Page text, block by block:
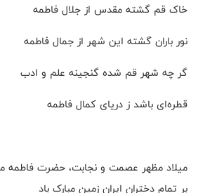
خاک قم گشته مقدس از جلال فاطمه
نور باران گشته این شهر از جمال فاطمه
گر چه شهر قم شده گنجینه علم و ادب
قطره‌ای باشد ز دریای کمال فاطمه
میلاد مظهر عصمت و نجابت، حضرت فاطمه
بر تمام دختران ایران زمین مبارک باد